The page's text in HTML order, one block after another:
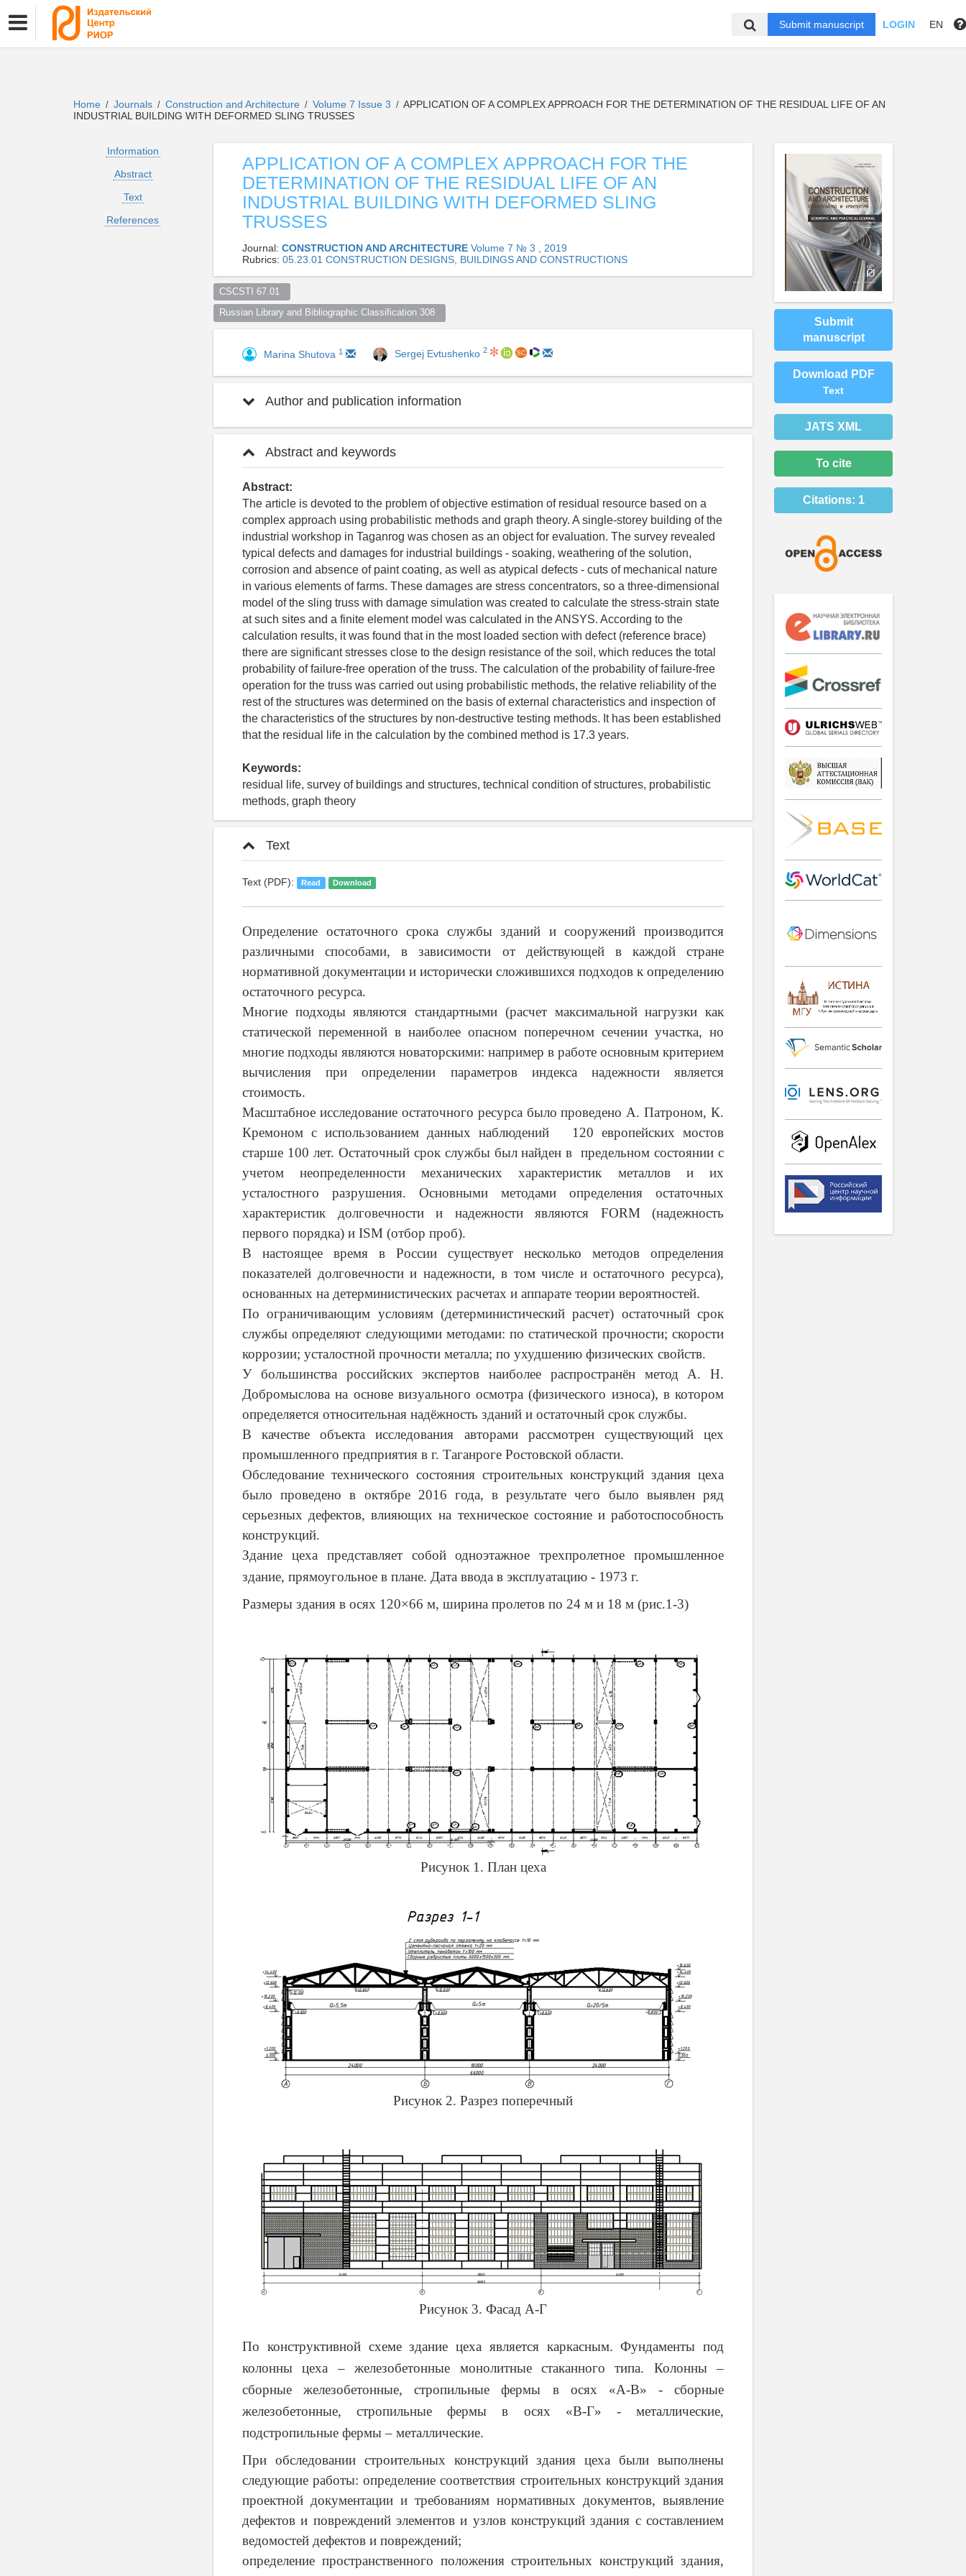
Submit manuscript LOGIN EN
Home / Journals / Construction and Architecture / Volume 7 Issue 3 / APPLICATION OF A COMPLEX APPROACH FOR THE DETERMINATION OF THE RESIDUAL LIFE OF AN
INDUSTRIAL BUILDING WITH DEFORMED SLING TRUSSES
Information
Abstract
Text
References
APPLICATION OF A COMPLEX APPROACH FOR THE
DETERMINATION OF THE RESIDUAL LIFE OF AN
INDUSTRIAL BUILDING WITH DEFORMED SLING
TRUSSES
Journal: CONSTRUCTION AND ARCHITECTURE Volume 7 № 3 , 2019
Rubrics: 05.23.01 CONSTRUCTION DESIGNS, BUILDINGS AND CONSTRUCTIONS
CSCSTI 67.01
Russian Library and Bibliographic Classification 308
Marina Shutova 1 Sergej Evtushenko 2
Author and publication information
Abstract and keywords
Abstract:
The article is devoted to the problem of objective estimation of residual resource based on a
complex approach using probabilistic methods and graph theory. A single-storey building of the
industrial workshop in Taganrog was chosen as an object for evaluation. The survey revealed
typical defects and damages for industrial buildings - soaking, weathering of the solution,
corrosion and absence of paint coating, as well as atypical defects - cuts of mechanical nature
in various elements of farms. These damages are stress concentrators, so a three-dimensional
model of the sling truss with damage simulation was created to calculate the stress-strain state
at such sites and a finite element model was calculated in the ANSYS. According to the
calculation results, it was found that in the most loaded section with defect (reference brace)
there are significant stresses close to the design resistance of the soil, which reduces the total
probability of failure-free operation of the truss. The calculation of the probability of failure-free
operation for the truss was carried out using probabilistic methods, the relative reliability of the
rest of the structures was determined on the basis of external characteristics and inspection of
the characteristics of the structures by non-destructive testing methods. It has been established
that the residual life in the calculation by the combined method is 17.3 years.
Keywords:
residual life, survey of buildings and structures, technical condition of structures, probabilistic
methods, graph theory
Text
Text (PDF): Read Download
Определение остаточного срока службы зданий и сооружений производится
различными способами, в зависимости от действующей в каждой стране
нормативной документации и исторически сложившихся подходов к определению
остаточного ресурса.
Многие подходы являются стандартными (расчет максимальной нагрузки как
статической переменной в наиболее опасном поперечном сечении участка, но
многие подходы являются новаторскими: например в работе основным критерием
вычисления при определении параметров индекса надежности является
стоимость.
Масштабное исследование остаточного ресурса было проведено А. Патроном, К.
Кремоном с использованием данных наблюдений 120 европейских мостов
старше 100 лет. Остаточный срок службы был найден в предельном состоянии с
учетом неопределенности механических характеристик металлов и их
усталостного разрушения. Основными методами определения остаточных
характеристик долговечности и надежности являются FORM (надежность
первого порядка) и ISM (отбор проб).
В настоящее время в России существует несколько методов определения
показателей долговечности и надежности, в том числе и остаточного ресурса),
основанных на детерминистических расчетах и аппарате теории вероятностей.
По ограничивающим условиям (детерминистический расчет) остаточный срок
службы определяют следующими методами: по статической прочности; скорости
коррозии; усталостной прочности металла; по ухудшению физических свойств.
У большинства российских экспертов наиболее распространён метод А. Н.
Добромыслова на основе визуального осмотра (физического износа), в котором
определяется относительная надёжность зданий и остаточный срок службы.
В качестве объекта исследования авторами рассмотрен существующий цех
промышленного предприятия в г. Таганроге Ростовской области.
Обследование технического состояния строительных конструкций здания цеха
было проведено в октябре 2016 года, в результате чего было выявлен ряд
серьезных дефектов, влияющих на техническое состояние и работоспособность
конструкций.
Здание цеха представляет собой одноэтажное трехпролетное промышленное
здание, прямоугольное в плане. Дата ввода в эксплуатацию - 1973 г.
Размеры здания в осях 120×66 м, ширина пролетов по 24 м и 18 м (рис.1-3)
Рисунок 1. План цеха
Рисунок 2. Разрез поперечный
Рисунок 3. Фасад А-Г
По конструктивной схеме здание цеха является каркасным. Фундаменты под
колонны цеха – железобетонные монолитные стаканного типа. Колонны –
сборные железобетонные, стропильные фермы в осях «А-В» - сборные
железобетонные, стропильные фермы в осях «В-Г» - металлические,
подстропильные фермы – металлические.
При обследовании строительных конструкций здания цеха были выполнены
следующие работы: определение соответствия строительных конструкций здания
проектной документации и требованиям нормативных документов, выявление
дефектов и повреждений элементов и узлов конструкций здания с составлением
ведомостей дефектов и повреждений;
определение пространственного положения строительных конструкций здания,
Submit
manuscript
Download PDF
Text
JATS XML
To cite
Citations: 1